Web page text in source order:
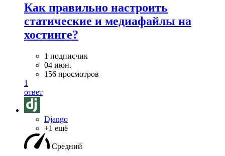
Как правильно настроить
статические и медиафайлы на
хостинге?
1 подписчик
04 июн.
156 просмотров
1
ответ
Django
+1 ещё
Средний